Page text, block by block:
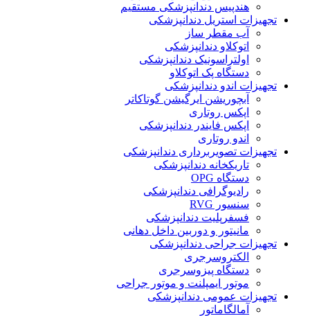
هندپیس دندانپزشکی مستقیم
تجهیزات استریل دندانپزشکی
آب مقطر ساز
اتوکلاو دندانپزشکی
اولتراسونیک دندانپزشکی
دستگاه پک اتوکلاو
تجهیزات اندو دندانپزشکی
آبچوریشن ایرگیشن گوتاکاتر
اپکس روتاری
اپکس فایندر دندانپزشکی
اندو روتاری
تجهیزات تصویربرداری دندانپزشکی
تاریکخانه دندانپزشکی
دستگاه OPG
رادیوگرافی دندانپزشکی
سنسور RVG
فسفرپلیت دندانپزشکی
مانیتور و دوربین داخل دهانی
تجهیزات جراحی دندانپزشکی
الکتروسرجری
دستگاه پیزوسرجری
موتور ایمپلنت و موتور جراحی
تجهیزات عمومی دندانپزشکی
آمالگاماتور